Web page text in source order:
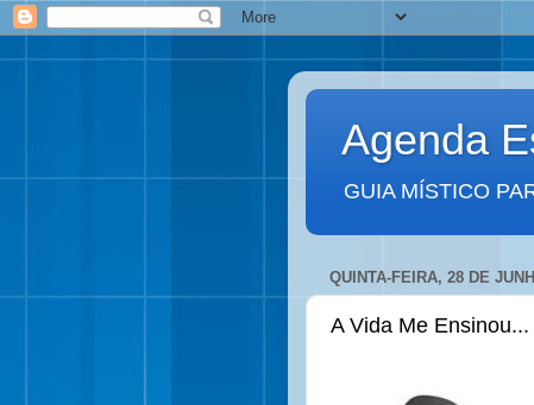
Agenda
GUIA MÍSTICO
QUINTA-FEIRA, 28 DE
A Vida Me